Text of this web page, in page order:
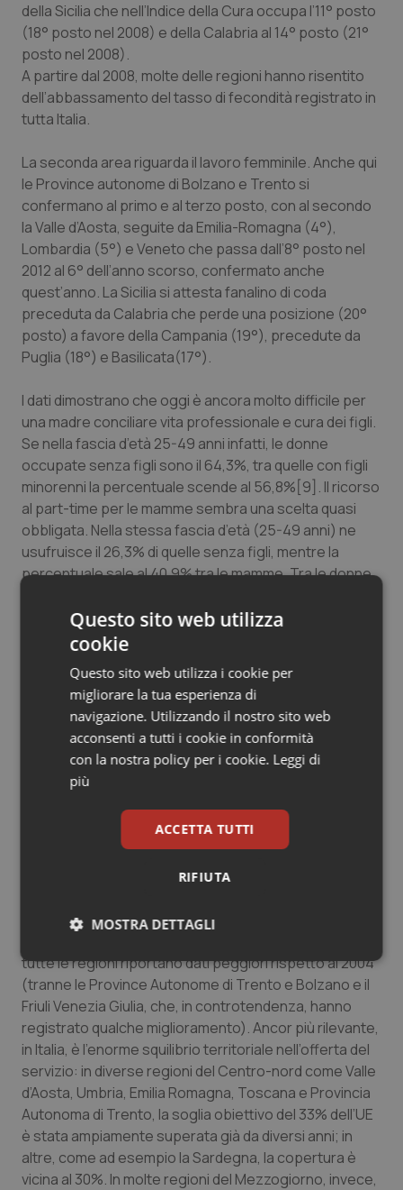
della Sicilia che nell’Indice della Cura occupa l’11° posto
(18° posto nel 2008) e della Calabria al 14° posto (21°
posto nel 2008).
A partire dal 2008, molte delle regioni hanno risentito
dell’abbassamento del tasso di fecondità registrato in
tutta Italia.
La seconda area riguarda il lavoro femminile. Anche qui
le Province autonome di Bolzano e Trento si
confermano al primo e al terzo posto, con al secondo
la Valle d’Aosta, seguite da Emilia-Romagna (4°),
Lombardia (5°) e Veneto che passa dall’8° posto nel
2012 al 6° dell’anno scorso, confermato anche
quest’anno. La Sicilia si attesta fanalino di coda
preceduta da Calabria che perde una posizione (20°
posto) a favore della Campania (19°), precedute da
Puglia (18°) e Basilicata(17°).
I dati dimostrano che oggi è ancora molto difficile per
una madre conciliare vita professionale e cura dei figli.
Se nella fascia d’età 25-49 anni infatti, le donne
occupate senza figli sono il 64,3%, tra quelle con figli
minorenni la percentuale scende al 56,8%[9]. Il ricorso
al part-time per le mamme sembra una scelta quasi
obbligata. Nella stessa fascia d’età (25-49 anni) ne
usufruisce il 26,3% di quelle senza figli, mentre la
percentuale sale al 40,9% tra le mamme. Tra le donne
due figli il 42,9% e tra quelle con tre o più figli il 43,7%
esaminare l’offerta territoriale delle nostre regioni
rispetto ai principali servizi educativi per l’infanzia.
Ancora una volta, la provincia di Trento si attesta al
primo posto, seconda la Valle d’Aosta seguite da Friuli-
Venezia Giulia (3° posto), Provincia autonoma di
Bolzano (4°) e Toscana (5°). Per quanto riguarda i
servizi, è la Sicilia che si attesta all’ultimo posto
preceduta da Calabria (20°posto), Campania (19°),
Lazio, in ascesa di tre posti (18°), e Puglia (17°).
peggioramento dovuto in particolare alle carenze
tutte le regioni riportano dati peggiori rispetto al 2004
(tranne le Province Autonome di Trento e Bolzano e il
Friuli Venezia Giulia, che, in controtendenza, hanno
registrato qualche miglioramento). Ancor più rilevante,
in Italia, è l’enorme squilibrio territoriale nell’offerta del
servizio: in diverse regioni del Centro-nord come Valle
d’Aosta, Umbria, Emilia Romagna, Toscana e Provincia
Autonoma di Trento, la soglia obiettivo del 33% dell’UE
è stata ampiamente superata già da diversi anni; in
altre, come ad esempio la Sardegna, la copertura è
vicina al 30%. In molte regioni del Mezzogiorno, invece,
Questo sito web utilizza
cookie
Questo sito web utilizza i cookie per
migliorare la tua esperienza di
navigazione. Utilizzando il nostro sito web
acconsenti a tutti i cookie in conformità
con la nostra policy per i cookie. Leggi di
più
ACCETTA TUTTI
RIFIUTA
MOSTRA DETTAGLI
Necessari Statistici Marketing
Necessari Statistici Marketing
I cookie necessari contribuiscono a rendere fruibile il
sito web abilitandone funzionalità di base quali la
navigazione sulle pagine e l'accesso alle aree
protette del sito. Il sito web non è in grado di
funzionare correttamente senza questi cookie.